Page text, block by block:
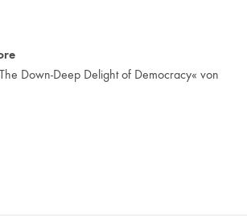
Down-Deep Delight of Democracy« von